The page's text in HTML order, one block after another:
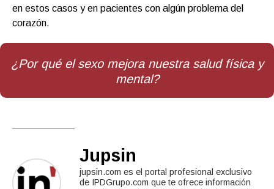
en estos casos y en pacientes con algún problema del
corazón.
¿Por qué el sexo mejora nuestra salud física y
mental?
Jupsin
jupsin.com es el portal profesional exclusivo
de IPDGrupo.com que te ofrece información